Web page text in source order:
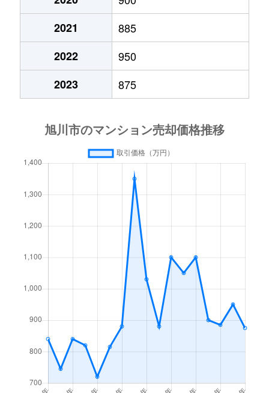
2021
885
2022
950
2023
875